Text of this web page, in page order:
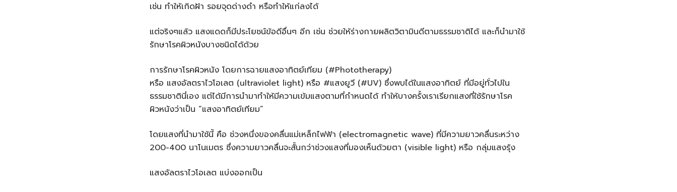
เช่น ทำให้เกิดฝ้า รอยจุดด่างดำ หรือทำให้แก่ลงได้
แต่จริงๆแล้ว แสงแดดก็มีประโยชน์ข้อดีอื่นๆ อีก เช่น ช่วยให้ร่างกายผลิตวิตามินดีตามธรรมชาติได้ และก็นำมาใช้
รักษาโรคผิวหนังบางชนิดได้ด้วย
การรักษาโรคผิวหนัง โดยการฉายแสงอาทิตย์เทียม (#Phototherapy)
หรือ แสงอัลตราไวโอเลต (ultraviolet light) หรือ #แสงยูวี (#UV) ซึ่งพบได้ในแสงอาทิตย์ ที่มีอยู่ทั่วไปใน
ธรรมชาตินี่เอง แต่ได้มีการนำมาทำให้มีความเข้มแสงตามที่กำหนดได้ ทำให้บางครั้งเราเรียกแสงที่ใช้รักษาโรค
ผิวหนังว่าเป็น “แสงอาทิตย์เทียม”
โดยแสงที่นำมาใช้นี้ คือ ช่วงหนึ่งของคลื่นแม่เหล็กไฟฟ้า (electromagnetic wave) ที่มีความยาวคลื่นระหว่าง
200-400 นาโนเมตร ซึ่งความยาวคลื่นจะสั้นกว่าช่วงแสงที่มองเห็นด้วยตา (visible light) หรือ กลุ่มแสงรุ้ง
แสงอัลตราไวโอเลต แบ่งออกเป็น